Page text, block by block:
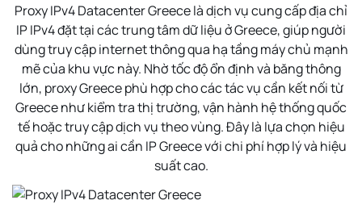
Proxy IPv4 Datacenter Greece là dịch vụ cung cấp địa chỉ
IP IPv4 đặt tại các trung tâm dữ liệu ở Greece, giúp người
dùng truy cập internet thông qua hạ tầng máy chủ mạnh
mẽ của khu vực này. Nhờ tốc độ ổn định và băng thông
lớn, proxy Greece phù hợp cho các tác vụ cần kết nối từ
Greece như kiểm tra thị trường, vận hành hệ thống quốc
tế hoặc truy cập dịch vụ theo vùng. Đây là lựa chọn hiệu
quả cho những ai cần IP Greece với chi phí hợp lý và hiệu
suất cao.